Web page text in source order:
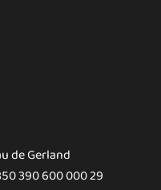
de Gerland
390 600 000 29